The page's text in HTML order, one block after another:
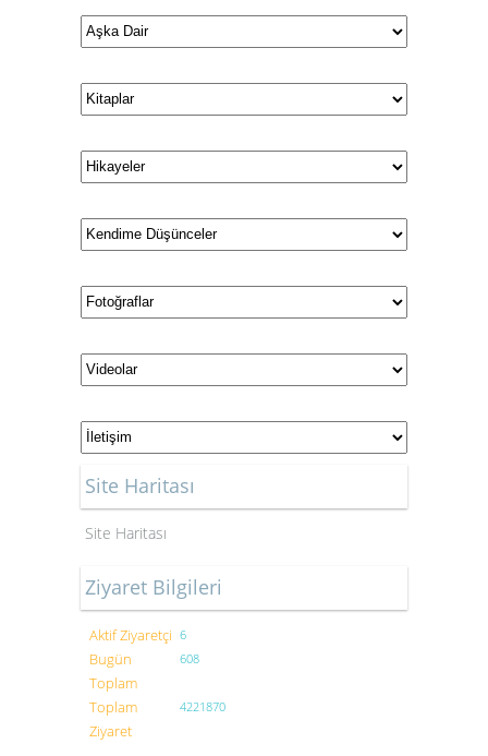
Site Haritası
Site Haritası
Ziyaret Bilgileri
Aktif Ziyaretçi 6
Bugün
Toplam
608
Toplam
Ziyaret
4221870